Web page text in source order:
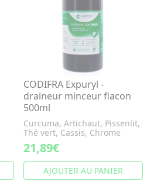
CODIFRA Expuryl -
draineur minceur flacon
500ml
Curcuma, Artichaut, Pissenlit,
Thé vert, Cassis, Chrome
21,89€
AJOUTER AU PANIER